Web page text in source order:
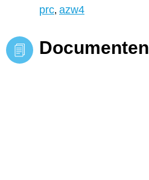
prc, azw4
Documenten